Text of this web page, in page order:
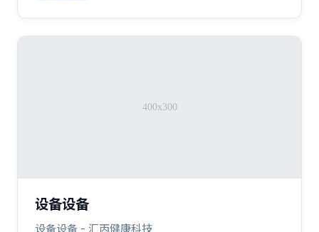
设备设备
设备设备 - 汇丙健康科技